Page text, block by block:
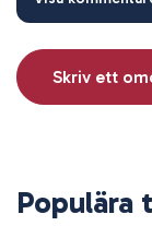
spännande.
snabbt och
oförglömlig tid
18 juni 2023
Skriv ett
Populära